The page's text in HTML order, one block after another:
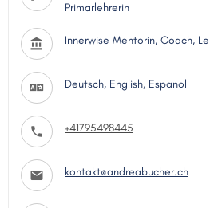
Primarlehrerin
Innerwise Mentorin, Coach,
Deutsch, English, Espanol
+41795498445
kontakt@andreabucher.ch